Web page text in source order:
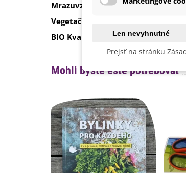
Mrazuvzdornosť
Nie
Vegetačné Obdobie
BIO Kvalita
Nie
Mohli byste ešte potrebovať
Len nevyhnutné
Prejsť na stránku